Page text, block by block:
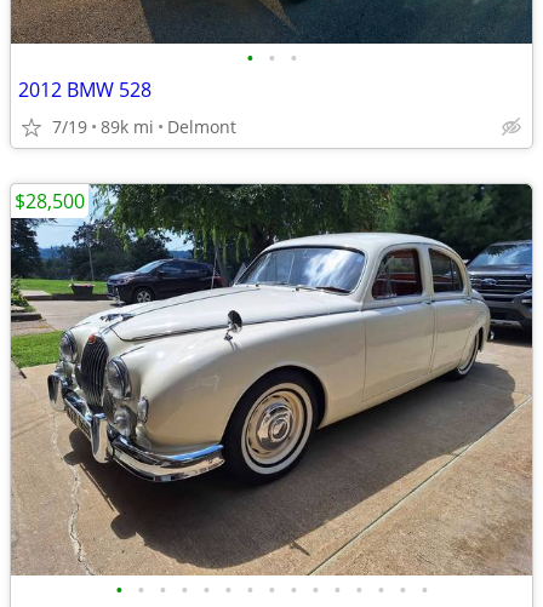
• • •
2012 BMW 528
7/19 89k mi Delmont
• • • • • • • • • • • • • • •
$28,500